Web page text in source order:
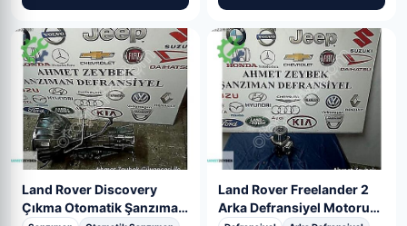
Land Rover Discovery
Çıkma Otomatik Şanzıman
Land Rover Freelander 2
Arka Defransiyel Motoru